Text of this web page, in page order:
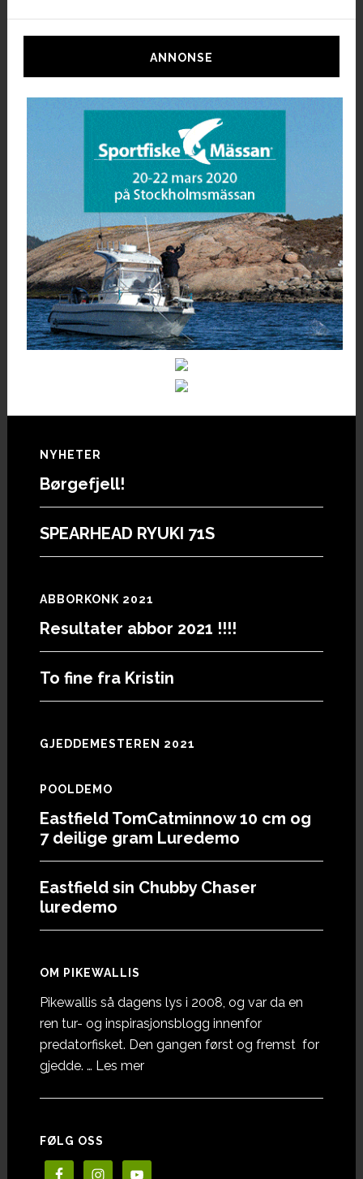
ANNONSE
Footer
NYHETER
Børgefjell!
SPEARHEAD RYUKI 71S
ABBORKONK 2021
Resultater abbor 2021 !!!!
To fine fra Kristin
GJEDDEMESTEREN 2021
POOLDEMO
Eastfield TomCatminnow 10 cm og
7 deilige gram Luredemo
Eastfield sin Chubby Chaser
luredemo
OM PIKEWALLIS
Pikewallis så dagens lys i 2008, og var da en
ren tur- og inspirasjonsblogg innenfor
predatorfisket. Den gangen først og fremst for
gjedde. … Les meromOm
FØLG OSS